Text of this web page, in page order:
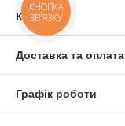
Контакти
Доставка та оплата
Графік роботи
КНОПКА
ЗВ'ЯЗКУ